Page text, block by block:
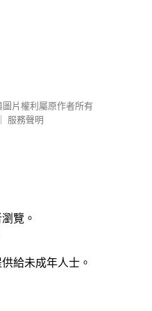
圖片權利屬原作者所有
服務聲明
覽。
給未成年人士。